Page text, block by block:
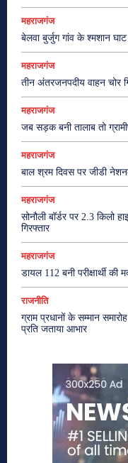
महराजगंज
बेलवा बुर्जुग गांव के श्मशान
महराजगंज
तीन अंतरजनपदीय वाहन चोर
महराजगंज
जब सड़क बनी तालाब तो
महराजगंज
बाल श्रम दिवस पर जीडी
महराजगंज
सोनौली बॉर्डर पर 2.3 किलो
गिरफ्तार
महराजगंज
डायल 112 बनी परीक्षार्थी
राजनीति
ग्राम प्रधानों के सम्मान
प्रति जताया आभार